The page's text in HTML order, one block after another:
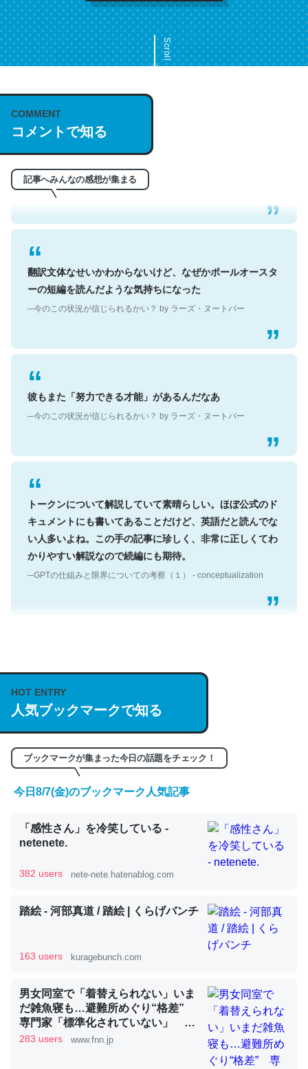
Scroll
COMMENT
コメントで知る
記事へみんなの感想が集まる
これは名文。彼はとてもクレバーなんだろうなと凄く思
う。英語少しでも読める人は原文もお勧め。自分はこの流
れ好き。Let’s Fucking Go. Then Covid hit. Shit.
─今のこの状況が信じられるかい？ by ラーズ・ヌートバー
翻訳文体なせいかわからないけど、なぜかポールオースタ
ーの短編を読んだような気持ちになった
彼もまた「努力できる才能」があるんだなあ
トークンについて解説していて素晴らしい。ほぼ公式のド
キュメントにも書いてあることだけど、英語だと読んでな
い人多いよね。この手の記事に珍しく、非常に正しくてわ
かりやすい解説なので続編にも期待。
説してる記事が少ないので貴重な良記事。/続編来た
https://isobe324649.hatenablog.com/entry/2023/03/27
/064121
─GPTの仕組みと限界についての考察（１） - conceptualization
くらい。小説でいう「ずっと前の伏線」は回収されないけ
ど、短期記憶というには多い分量。進化すればするほど分
かりやすく強くなりそう
コオロギのカルシウム分はエビの600分の1程度。
─ニュース :: 【研究発表】昆虫学の大問題＝「昆虫はなぜ海にいな
いのか」に関する新仮説
HOT ENTRY
人気ブックマークで知る
ブックマークが集まった今日の話題をチェック！
今日8/7(金)のブックマーク人気記事
「感性さん」を冷笑している -
netenete.
382 users nete-nete.hatenablog.com
踏絵 - 河部真道 / 踏絵 | くらげバンチ
163 users kuragebunch.com
男女同室で「着替えられない」いま
だ雑魚寝も…避難所めぐり“格差”
専門家「標準化されていない」 令
和8年熊本地震｜FNNプライムオン
283 users www.fnn.jp